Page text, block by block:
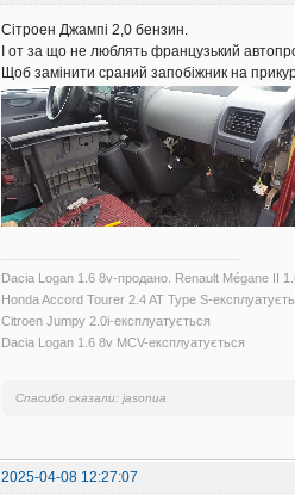
Сітроен Джампі 2,0 бензин.
І от за що не люблять французький
Щоб замінити сраний запобіжник на
Dacia Logan 1.6 8v-продано. Renault Mégane II
Honda Accord Tourer 2.4 AT Type S-
Citroen Jumpy 2.0i-експлуатується
Dacia Logan 1.6 8v MCV-експлуатується
Спасибо сказали:jasonua
2025-04-08 12:27:07